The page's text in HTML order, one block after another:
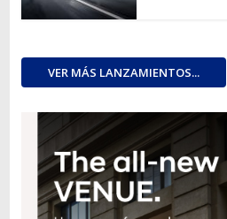
VER MÁS LANZAMIENTOS...